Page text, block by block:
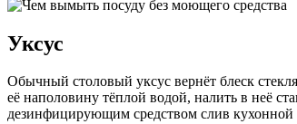
Уксус
Обычный столовый уксус вернёт блеск
её наполовину тёплой водой, налить в неё
дезинфицирующим средством слив кухонной